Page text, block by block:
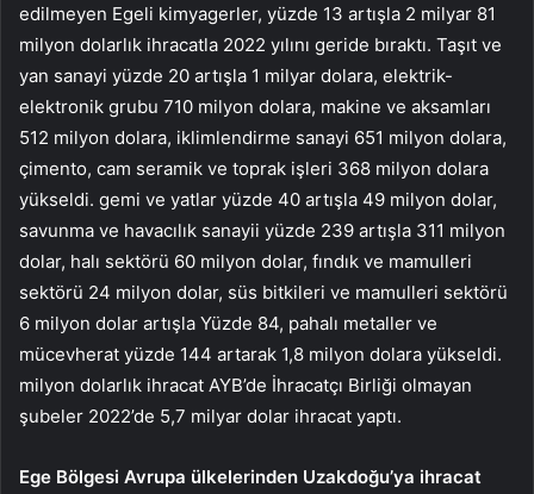
edilmeyen Egeli kimyagerler, yüzde 13 artışla 2 milyar 81
milyon dolarlık ihracatla 2022 yılını geride bıraktı. Taşıt ve
yan sanayi yüzde 20 artışla 1 milyar dolara, elektrik-
elektronik grubu 710 milyon dolara, makine ve aksamları
512 milyon dolara, iklimlendirme sanayi 651 milyon dolara,
çimento, cam seramik ve toprak işleri 368 milyon dolara
yükseldi. gemi ve yatlar yüzde 40 artışla 49 milyon dolar,
savunma ve havacılık sanayii yüzde 239 artışla 311 milyon
dolar, halı sektörü 60 milyon dolar, fındık ve mamulleri
sektörü 24 milyon dolar, süs bitkileri ve mamulleri sektörü
6 milyon dolar artışla Yüzde 84, pahalı metaller ve
mücevherat yüzde 144 artarak 1,8 milyon dolara yükseldi.
milyon dolarlık ihracat AYB’de İhracatçı Birliği olmayan
şubeler 2022’de 5,7 milyar dolar ihracat yaptı.
Ege Bölgesi Avrupa ülkelerinden Uzakdoğu’ya ihracat